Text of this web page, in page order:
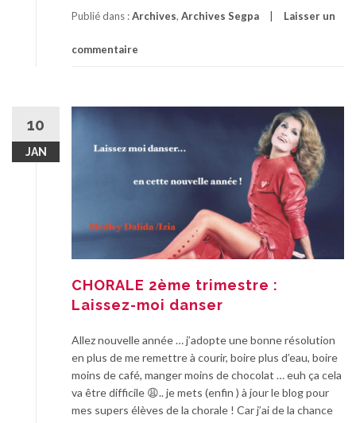
Publié dans :Archives, Archives Segpa Laisser un
commentaire
10
JAN
CHORALE 2ème trimestre :
Laissez-moi danser
Allez nouvelle année … j’adopte une bonne résolution
en plus de me remettre à courir, boire plus d’eau, boire
moins de café, manger moins de chocolat … euh ça cela
va être difficile 😩.. je mets (enfin ) à jour le blog pour
mes supers élèves de la chorale ! Car j’ai de la chance